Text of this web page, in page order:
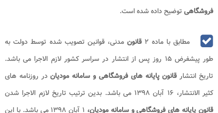
فروشگاهی توضیح داده شده است.
مطابق با ماده ۲ قانون مدنی، قوانین تصویب شده توسط دولت به
طور پیشفرض ۱۵ روز پس از انتشار در سراسر کشور لازم الاجرا می باشد.
تاریخ انتشارقانون پایانه های فروشگاهی و سامانه مودیاندر روزنامه های
کثیر الانتشار، ۱۶ آبان ۱۳۹۸ می باشد. بدین ترتیب تاریخ لازم الاجرا شدن
قانون پایانه های فروشگاهی و سامانه مودیان،
۱ آبان ۱۳۹۸ می باشد. با این